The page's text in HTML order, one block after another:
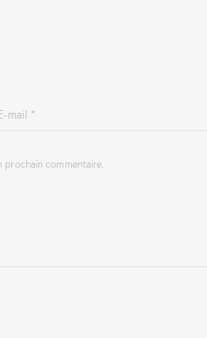
commentaire.